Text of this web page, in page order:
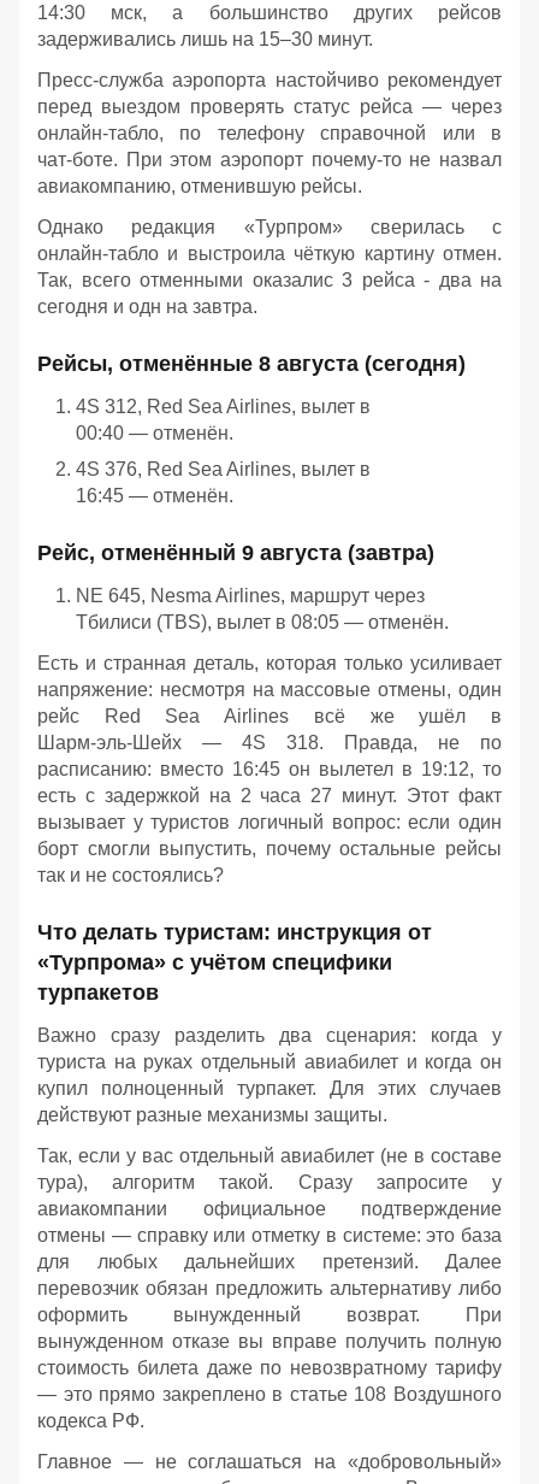
14:30 мск, а большинство других рейсов
задерживались лишь на 15–30 минут.
Пресс‑служба аэропорта настойчиво рекомендует
перед выездом проверять статус рейса — через
онлайн‑табло, по телефону справочной или в
чат‑боте. При этом аэропорт почему-то не назвал
авиакомпанию, отменившую рейсы.
Однако редакция «Турпром» сверилась с
онлайн‑табло и выстроила чёткую картину отмен.
Так, всего отменными оказалис 3 рейса - два на
сегодня и одн на завтра.
Рейсы, отменённые 8 августа (сегодня)
4S 312, Red Sea Airlines, вылет в
00:40 — отменён.
4S 376, Red Sea Airlines, вылет в
16:45 — отменён.
Рейс, отменённый 9 августа (завтра)
NE 645, Nesma Airlines, маршрут через
Тбилиси (TBS), вылет в 08:05 — отменён.
Есть и странная деталь, которая только усиливает
напряжение: несмотря на массовые отмены, один
рейс Red Sea Airlines всё же ушёл в
Шарм‑эль‑Шейх — 4S 318. Правда, не по
расписанию: вместо 16:45 он вылетел в 19:12, то
есть с задержкой на 2 часа 27 минут. Этот факт
вызывает у туристов логичный вопрос: если один
борт смогли выпустить, почему остальные рейсы
так и не состоялись?
Что делать туристам: инструкция от
«Турпрома» с учётом специфики
турпакетов
Важно сразу разделить два сценария: когда у
туриста на руках отдельный авиабилет и когда он
купил полноценный турпакет. Для этих случаев
действуют разные механизмы защиты.
Так, если у вас отдельный авиабилет (не в составе
тура), алгоритм такой. Сразу запросите у
авиакомпании официальное подтверждение
отмены — справку или отметку в системе: это база
для любых дальнейших претензий. Далее
перевозчик обязан предложить альтернативу либо
оформить вынужденный возврат. При
вынужденном отказе вы вправе получить полную
стоимость билета даже по невозвратному тарифу
— это прямо закреплено в статье 108 Воздушного
кодекса РФ.
Главное — не соглашаться на «добровольный»